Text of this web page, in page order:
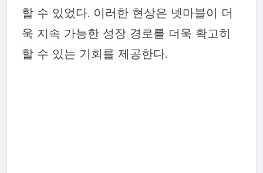
할 수 있었다. 이러한 현상은 넷마블이 더
욱 지속 가능한 성장 경로를 더욱 확고히
할 수 있는 기회를 제공한다.